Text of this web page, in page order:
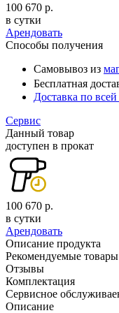
100 670 р.
в сутки
Арендовать
Способы получения
Самовывоз из
Бесплатная
Доставка по
Сервис
Данный товар
доступен в прокат
100 670 р.
в сутки
Арендовать
Описание продукта
Рекомендуемые товары
Отзывы
Комплектация
Сервисное
Описание